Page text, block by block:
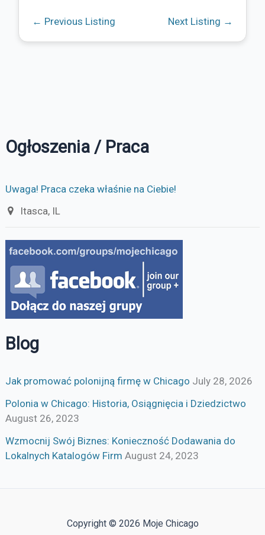
Ogłoszenia / Praca
Uwaga! Praca czeka właśnie na Ciebie!
Itasca, IL
Blog
Jak promować polonijną firmę w Chicago July 28, 2026
Polonia w Chicago: Historia, Osiągnięcia i Dziedzictwo
August 26, 2023
Wzmocnij Swój Biznes: Konieczność Dodawania do
Lokalnych Katalogów Firm August 24, 2023
← Previous Listing Next Listing →
Copyright © 2026 Moje Chicago